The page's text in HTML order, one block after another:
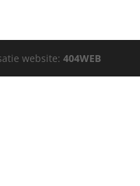
website:404WEB